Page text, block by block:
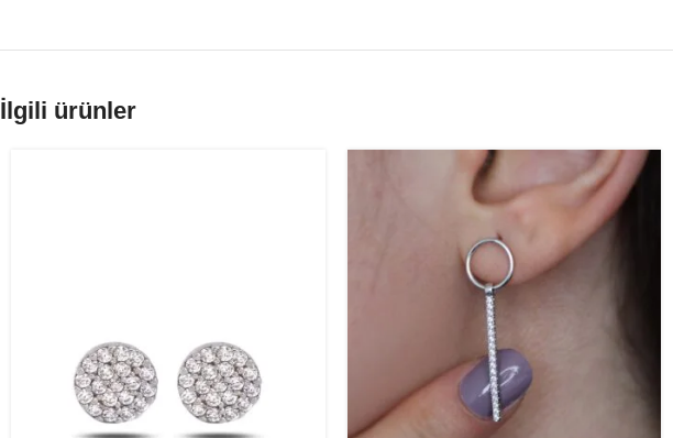
İlgili ürünler